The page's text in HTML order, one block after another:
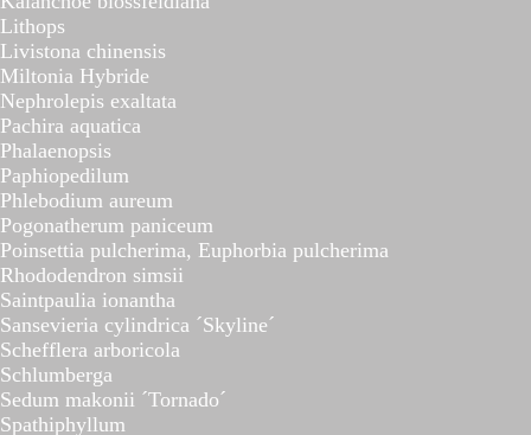
Lithops
Livistona chinensis
Miltonia Hybride
Nephrolepis exaltata
Pachira aquatica
Phalaenopsis
Paphiopedilum
Phlebodium aureum
Pogonatherum paniceum
Poinsettia pulcherima, Euphorbia pulcherima
Rhododendron simsii
Saintpaulia ionantha
Sansevieria cylindrica ´Skyline´
Schefflera arboricola
Schlumberga
Sedum makonii ´Tornado´
Spathiphyllum